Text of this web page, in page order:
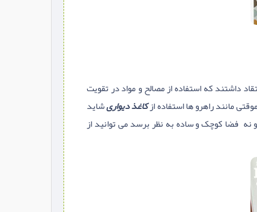
داشتند که استفاده از مصالح و مواد در تقویت
مانند راهرو ها استفاده ازکاغذ دیواریشاید
فضا کوچک و ساده به نظر برسد می توانید از